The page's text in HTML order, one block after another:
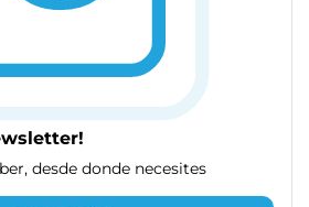
desde donde necesites